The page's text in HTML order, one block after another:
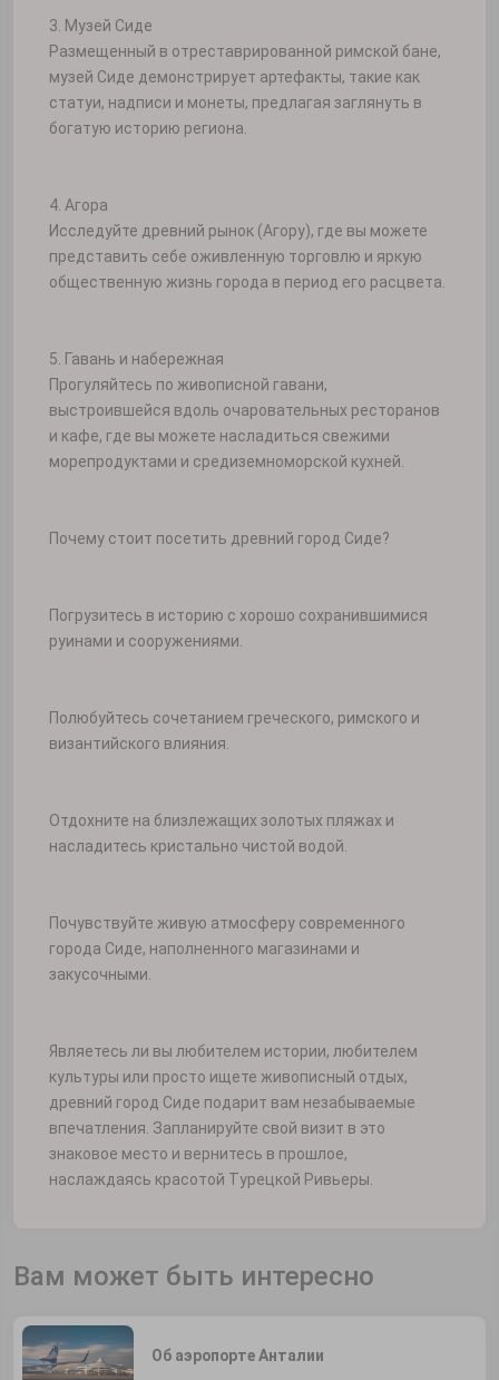
3. Музей Сиде
Размещенный в отреставрированной римской бане,
музей Сиде демонстрирует артефакты, такие как
статуи, надписи и монеты, предлагая заглянуть в
богатую историю региона.
4. Агора
Исследуйте древний рынок (Агору), где вы можете
представить себе оживленную торговлю и яркую
общественную жизнь города в период его расцвета.
5. Гавань и набережная
Прогуляйтесь по живописной гавани,
выстроившейся вдоль очаровательных ресторанов
и кафе, где вы можете насладиться свежими
морепродуктами и средиземноморской кухней.
Почему стоит посетить древний город Сиде?
Погрузитесь в историю с хорошо сохранившимися
руинами и сооружениями.
Полюбуйтесь сочетанием греческого, римского и
византийского влияния.
Отдохните на близлежащих золотых пляжах и
насладитесь кристально чистой водой.
Почувствуйте живую атмосферу современного
города Сиде, наполненного магазинами и
закусочными.
Являетесь ли вы любителем истории, любителем
культуры или просто ищете живописный отдых,
древний город Сиде подарит вам незабываемые
впечатления. Запланируйте свой визит в это
знаковое место и вернитесь в прошлое,
наслаждаясь красотой Турецкой Ривьеры.
Вам может быть интересно
Об аэропорте Анталии